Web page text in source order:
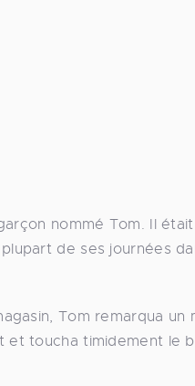
nommé Tom. Il
de ses journées
Tom remarqua
toucha timidement le